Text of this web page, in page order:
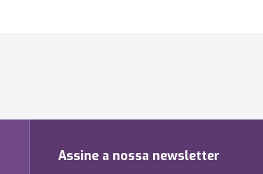
Assine a nossa newsletter